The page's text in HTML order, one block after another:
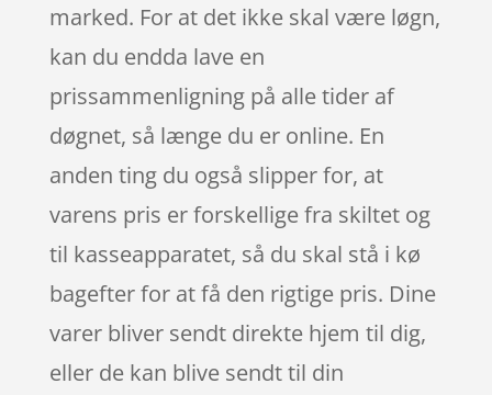
marked. For at det ikke skal være løgn,
kan du endda lave en
prissammenligning på alle tider af
døgnet, så længe du er online. En
anden ting du også slipper for, at
varens pris er forskellige fra skiltet og
til kasseapparatet, så du skal stå i kø
bagefter for at få den rigtige pris. Dine
varer bliver sendt direkte hjem til dig,
eller de kan blive sendt til din